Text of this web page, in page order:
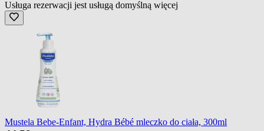
Usługa rezerwacji jest usługą domyślną więcej
Mustela Bebe-Enfant, Hydra Bébé mleczko do ciała, 300ml